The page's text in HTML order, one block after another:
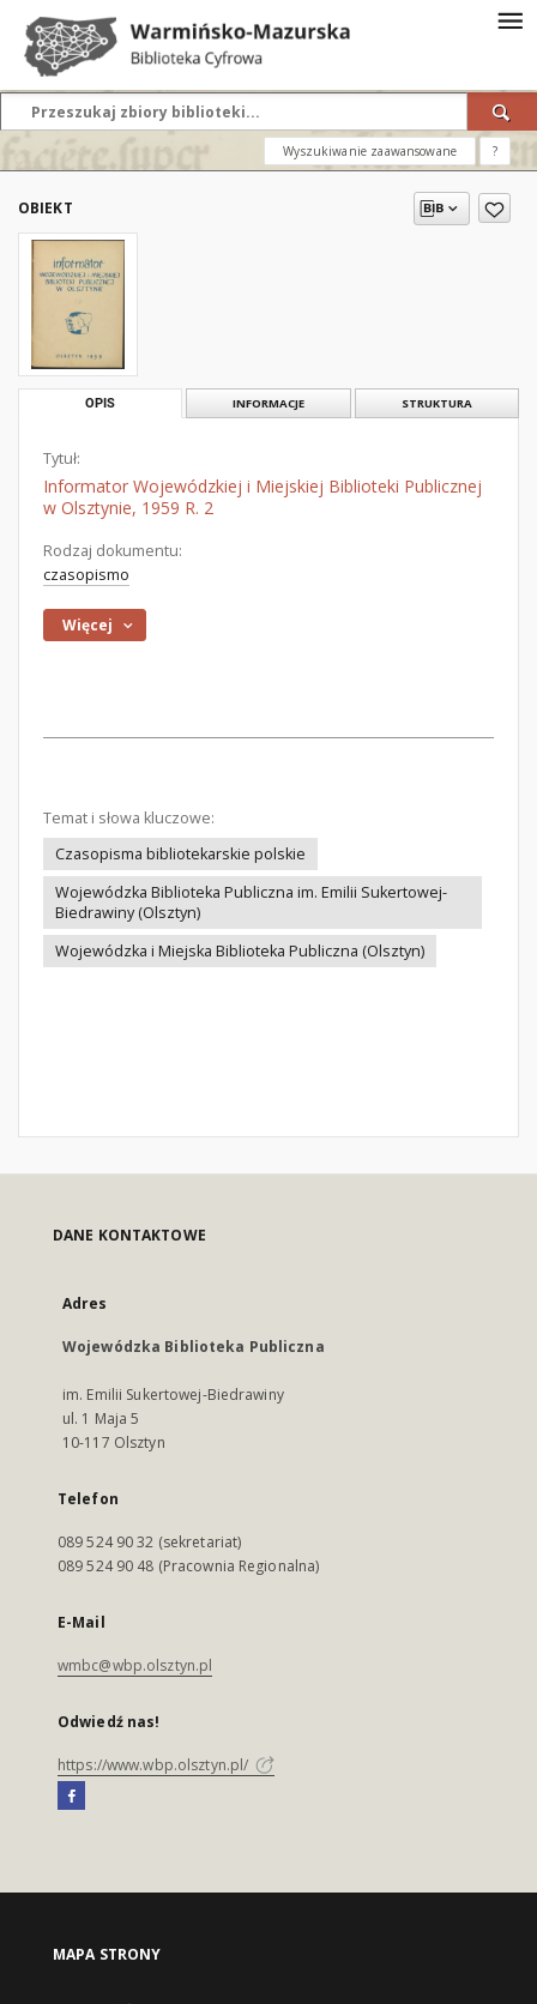
Wyszukiwanie zaawansowane ?
OBIEKT
OPIS INFORMACJE STRUKTURA
Tytuł:
Informator Wojewódzkiej i Miejskiej Biblioteki Publicznej
w Olsztynie, 1959 R. 2
Rodzaj dokumentu:
czasopismo
Więcej
Temat i słowa kluczowe:
Czasopisma bibliotekarskie polskie
Wojewódzka Biblioteka Publiczna im. Emilii Sukertowej-
Biedrawiny (Olsztyn)
Wojewódzka i Miejska Biblioteka Publiczna (Olsztyn)
DANE KONTAKTOWE
Adres
Wojewódzka Biblioteka Publiczna
im. Emilii Sukertowej-Biedrawiny
ul. 1 Maja 5
10-117 Olsztyn
Telefon
089 524 90 32 (sekretariat)
089 524 90 48 (Pracownia Regionalna)
E-Mail
wmbc@wbp.olsztyn.pl
Odwiedź nas!
https://www.wbp.olsztyn.pl/
MAPA STRONY